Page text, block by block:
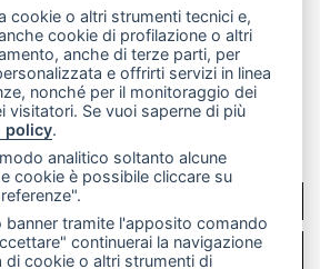
LeccoOnline
RSS
policy
cookie
SCRIVICI
LA TUA PUBBLICITÀ
cookie o altri strumenti tecnici e,
cookie di profilazione o altri
anche di terze parti, per
e offrirti servizi in linea
nonché per il monitoraggio dei
visitatori. Se vuoi saperne di più
policy.
analitico soltanto alcune
cookie è possibile cliccare su
banner tramite l'apposito comando
continuerai la navigazione
di cookie o altri strumenti di